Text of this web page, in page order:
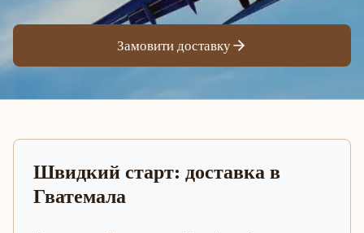
Замовити доставку
Швидкий старт: доставка в
Гватемала